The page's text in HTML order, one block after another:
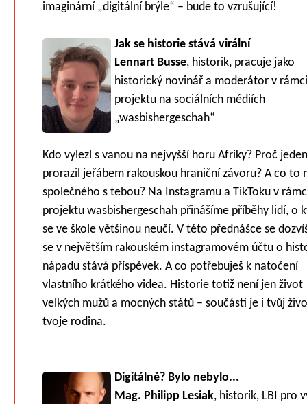
imaginární „digitální brýle“ – bude to vzrušující!
Jak se historie stává virální
Lennart Busse, historik, pracuje jako
historický novinář a moderátor v rámci
projektu na sociálních médiích
„wasbishergeschah“
Kdo vylezl s vanou na nejvyšší horu Afriky? Proč
prorazil jeřábem rakouskou hraniční závoru? A co to
společného s tebou? Na Instagramu a TikToku v
projektu wasbishergeschah přinášíme příběhy lidí, o
se ve škole většinou neučí. V této přednášce se
se v největším rakouském instagramovém účtu o
nápadu stává příspěvek. A co potřebuješ k natočení
vlastního krátkého videa. Historie totiž není jen život
velkých mužů a mocných států – součástí je i tvůj
tvoje rodina.
Digitálně? Bylo nebylo...
Mag. Philipp Lesiak, historik, LBI pro